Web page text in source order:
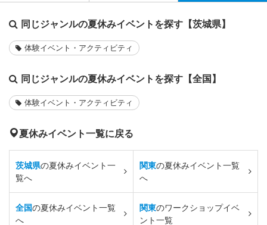
同じジャンルの夏休みイベントを探す【茨城県】
体験イベント・アクティビティ
同じジャンルの夏休みイベントを探す【全国】
体験イベント・アクティビティ
夏休みイベント一覧に戻る
茨城県の夏休みイベント一
覧へ
関東の夏休みイベント一覧
へ
全国の夏休みイベント一覧
へ
関東のワークショップイベ
ント一覧